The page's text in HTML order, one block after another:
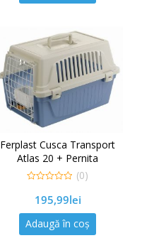
Ferplast Cusca Transport
Atlas 20 + Pernita
out
5
(0)
195,99lei
Adaugă în coș